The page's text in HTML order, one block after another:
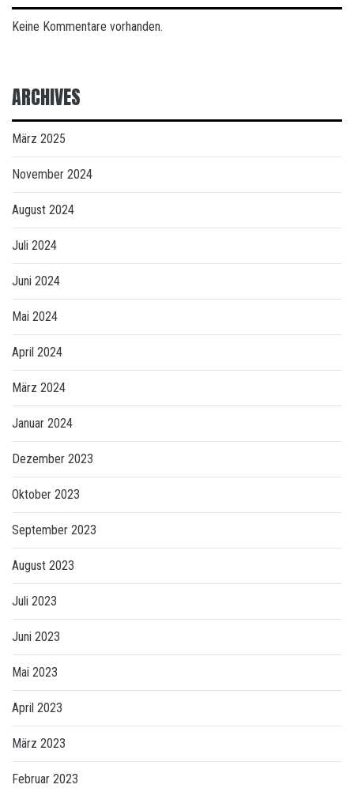
Keine Kommentare vorhanden.
ARCHIVES
März 2025
November 2024
August 2024
Juli 2024
Juni 2024
Mai 2024
April 2024
März 2024
Januar 2024
Dezember 2023
Oktober 2023
September 2023
August 2023
Juli 2023
Juni 2023
Mai 2023
April 2023
März 2023
Februar 2023